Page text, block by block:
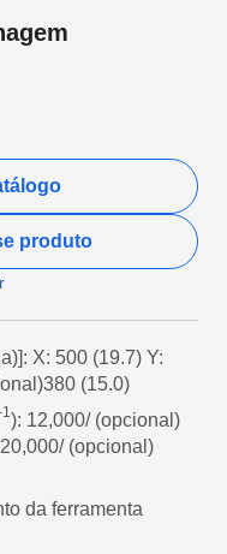
produto
X: 500 (19.7) Y:
(15.0)
): 12,000/ (opcional)
(opcional)
da ferramenta